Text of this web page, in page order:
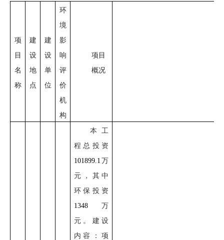
项
目
名
称
建
设
地
点
建
设
单
位
环
境
影
响
评
价
机
构
项目
概况
本工
程总投资
101899.1 万
元
， 其中
环保投资
1348 万
元。 建设
内容
： 项